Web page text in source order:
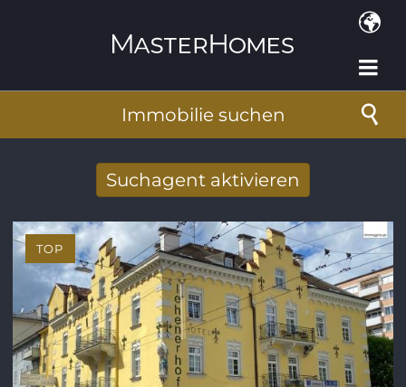
Immobilie suchen
Suchagent aktivieren
E-Mail-Adresse*
TOP